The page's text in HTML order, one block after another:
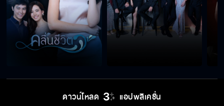
พูดดี ๆ นะเจ๊ เรื่องอะไรมาด่าพ่อหนูแบบนี้
ไม่ต้องกลัวหรอก หนูจะมีผัวดี ๆ ให้แม่ดู
ดาวน์โหลด แอปพลิเคชั่น